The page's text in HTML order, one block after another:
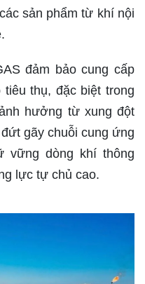
sản phẩm từ khí nội
đảm bảo cung cấp
thụ, đặc biệt trong
hưởng từ xung đột
gãy chuỗi cung ứng
vững dòng khí thông
lực tự chủ cao.